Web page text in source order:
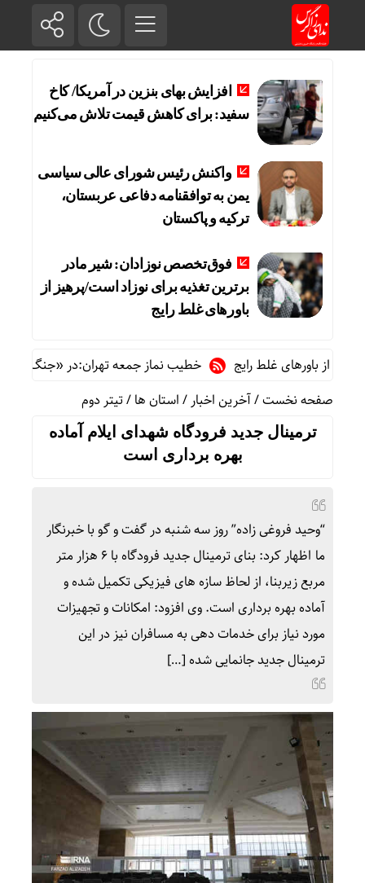
افزایش بهای بنزین در آمریکا/ کاخ
سفید: برای کاهش قیمت تلاش می‌کنیم
واکنش رئیس شورای عالی سیاسی
یمن به توافقنامه دفاعی عربستان،
ترکیه و پاکستان
فوق‌تخصص نوزادان: شیر مادر
برترین تغذیه برای نوزاد است/پرهیز از
باورهای غلط رایج
باورهای غلط رایج
خطیب نماز جمعه تهران:در «جنگ اخیر»
صفحه نخست/آخرین اخبار/استان ها/تیتر دوم
ترمینال جدید فرودگاه شهدای ایلام آماده
بهره برداری است
“وحید فروغی زاده” روز سه شنبه در گفت و گو با خبرنگار
ما اظهار کرد: بنای ترمینال جدید فرودگاه با ۶ هزار متر
مربع زیربنا، از لحاظ سازه های فیزیکی تکمیل شده و
آماده بهره برداری است. وی افزود: امکانات و تجهیزات
مورد نیاز برای خدمات دهی به مسافران نیز در این
ترمینال جدید جانمایی شده […]